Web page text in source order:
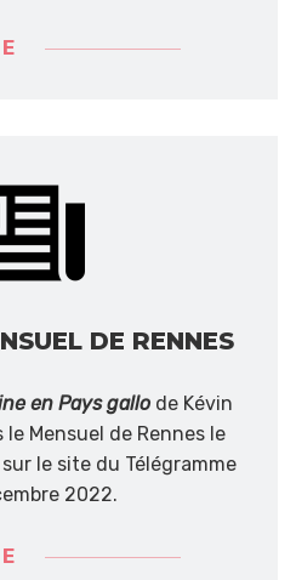
DE RENNES
en Pays gallode Kévin
Mensuel de Rennes le
le site du Télégramme
2022.